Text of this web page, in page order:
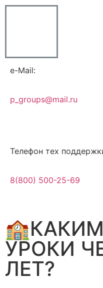
e-Mail:
p_groups@mail.ru
Телефон тех
8(800) 500-25-69
УРОКИ
ЛЕТ?